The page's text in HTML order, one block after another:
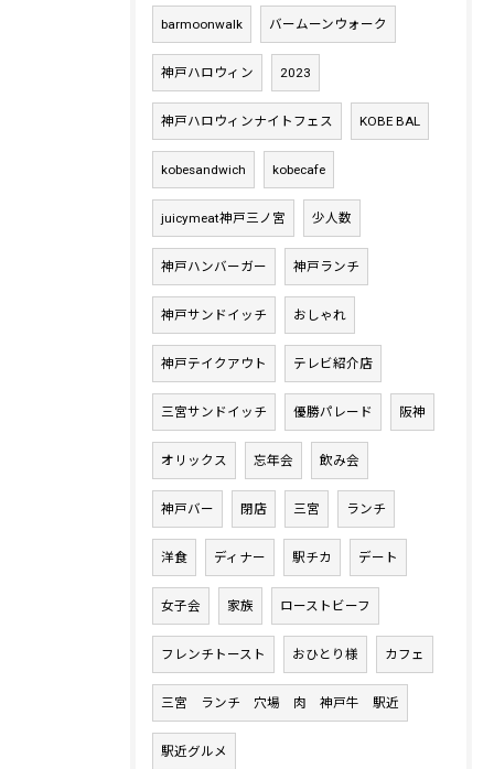
barmoonwalk バームーンウォーク
神戸ハロウィン 2023
神戸ハロウィンナイトフェス KOBE BAL
kobesandwich kobecafe
juicymeat神戸三ノ宮 少人数
神戸ハンバーガー 神戸ランチ
神戸サンドイッチ おしゃれ
神戸テイクアウト テレビ紹介店
三宮サンドイッチ 優勝パレード 阪神
オリックス 忘年会 飲み会
神戸バー 閉店 三宮 ランチ
洋食 ディナー 駅チカ デート
女子会 家族 ローストビーフ
フレンチトースト おひとり様 カフェ
三宮 ランチ 穴場 肉 神戸牛 駅近
駅近グルメ